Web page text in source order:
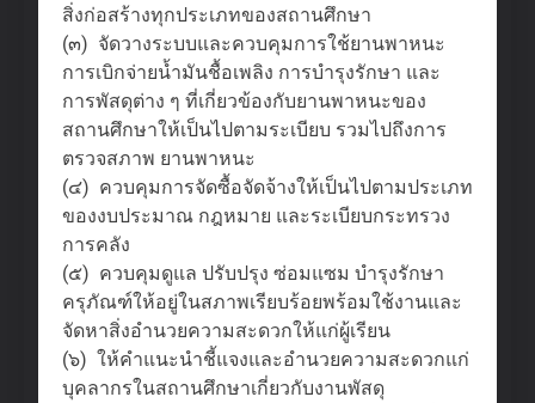
สิ่งก่อสร้างทุกประเภทของสถานศึกษา
(๓) จัดวางระบบและควบคุมการใช้ยานพาหนะ
การเบิกจ่ายน้ำมันชื้อเพลิง การบํารุงรักษา และ
การพัสดุต่าง ๆ ที่เกี่ยวข้องกับยานพาหนะของ
สถานศึกษาให้เป็นไปตามระเบียบ รวมไปถึงการ
ตรวจสภาพ ยานพาหนะ
(๔) ควบคุมการจัดซื้อจัดจ้างให้เป็นไปตามประเภท
ของงบประมาณ กฎหมาย และระเบียบกระทรวง
การคลัง
(๕) ควบคุมดูแล ปรับปรุง ซ่อมแซม บํารุงรักษา
ครุภัณฑ์ให้อยู่ในสภาพเรียบร้อยพร้อมใช้งานและ
จัดหาสิ่งอํานวยความสะดวกให้แก่ผู้เรียน
(๖) ให้คําแนะนําชี้แจงและอํานวยความสะดวกแก่
บุคลากรในสถานศึกษาเกี่ยวกับงานพัสดุ